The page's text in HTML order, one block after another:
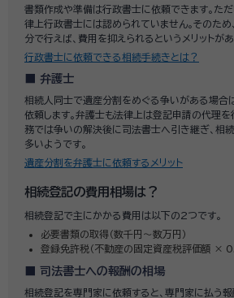
書類作成や準備は行政書士に依頼できます。た
律上行政書士には認められていません。そのた
分で行えば、費用を抑えられるというメリットがあ
行政書士に依頼できる相続手続きとは？
弁護士
相続人同士で遺産分割をめぐる争いがある場合
依頼します。弁護士も法律上は登記申請の代理を
務では争いの解決後に司法書士へ引き継ぎ、相
多いようです。
遺産分割を弁護士に依頼するメリット
相続登記の費用相場は？
相続登記で主にかかる費用は以下の2つです。
必要書類の取得（数千円～数万円）
登録免許税（不動産の固定資産税評価額 ×
司法書士への報酬の相場
相続登記を専門家に依頼すると、専門家に払う報